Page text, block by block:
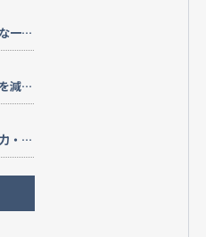
佐々木運輸のあれこれ～最適な一台を～
佐々木運輸のあれこれ～負担を減らす～
佐々木運輸のあれこれ～提案力・安全性・サポート～